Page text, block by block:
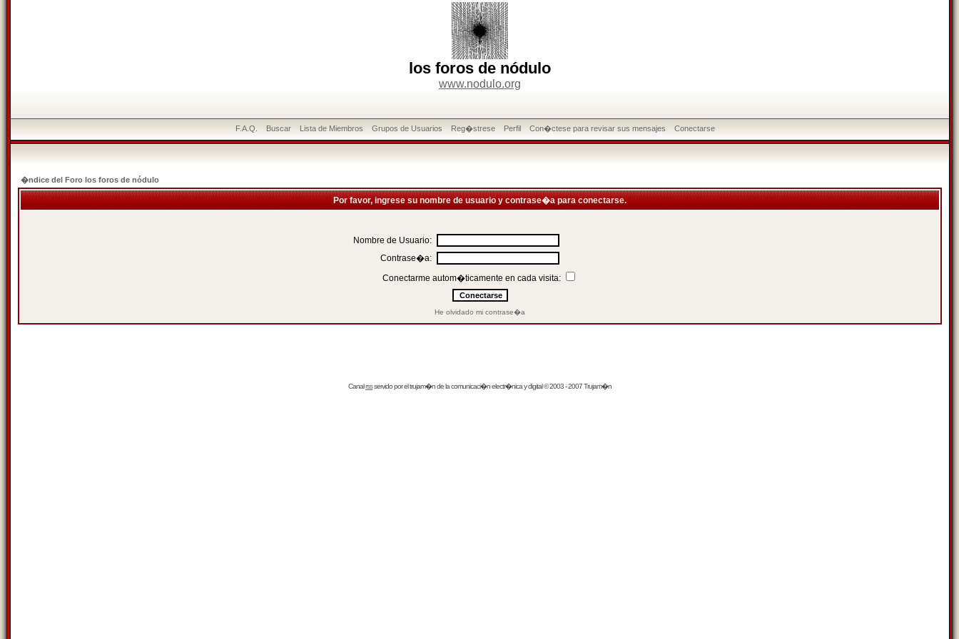
los foros de nódulo
www.nodulo.org
F.A.Q. Buscar Lista de Miembros Grupos de Usuarios Reg�strese Perfil Con�ctese para revisar sus mensajes Conectarse
�ndice del Foro los foros de nódulo
Por favor, ingrese su nombre de usuario y contrase�a para conectarse.
Nombre de Usuario:
Contrase�a:
Conectarme autom�ticamente en cada visita:
He olvidado mi contrase�a
Canalrssservido por eltrujam�nde la comunicaci�n electr�nica y digital © 2003 - 2007 Trujam�n